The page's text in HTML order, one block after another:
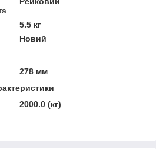
5.5 кг
Новий
278 мм
2000.0 (кг)